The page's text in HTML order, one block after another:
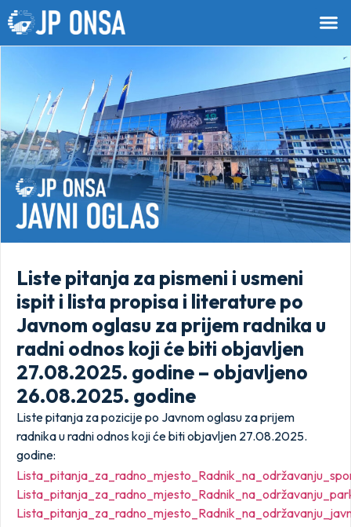
Liste pitanja za pismeni i usmeni
ispit i lista propisa i literature po
Javnom oglasu za prijem radnika u
radni odnos koji će biti objavljen
27.08.2025. godine – objavljeno
26.08.2025. godine
Liste pitanja za pozicije po Javnom oglasu za prijem
radnika u radni odnos koji će biti objavljen 27.08.2025.
godine: